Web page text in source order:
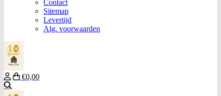
Contact
Sitemap
Levertijd
Alg. voorwaarden
€0,00